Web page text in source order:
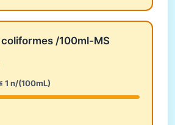
/100ml-MS
1 n/(100mL)